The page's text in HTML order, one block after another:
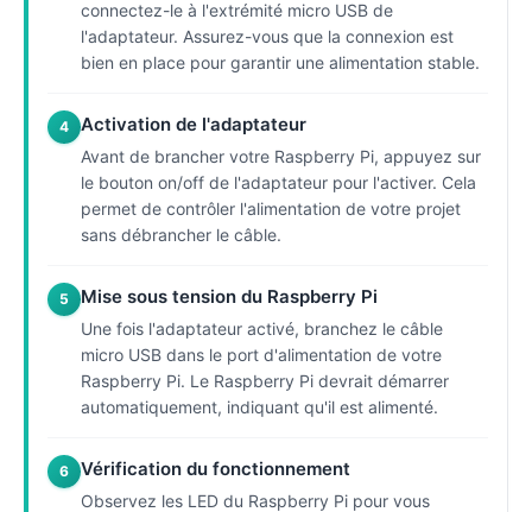
connectez-le à l'extrémité micro USB de
l'adaptateur. Assurez-vous que la connexion est
bien en place pour garantir une alimentation stable.
4 Activation de l'adaptateur
Avant de brancher votre Raspberry Pi, appuyez sur
le bouton on/off de l'adaptateur pour l'activer. Cela
permet de contrôler l'alimentation de votre projet
sans débrancher le câble.
5 Mise sous tension du Raspberry Pi
Une fois l'adaptateur activé, branchez le câble
micro USB dans le port d'alimentation de votre
Raspberry Pi. Le Raspberry Pi devrait démarrer
automatiquement, indiquant qu'il est alimenté.
6 Vérification du fonctionnement
Observez les LED du Raspberry Pi pour vous